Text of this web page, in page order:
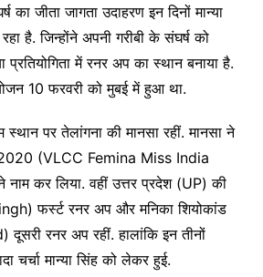
का जीता जागता उदाहरण इन दिनों मान्या
है. जिन्होंने अपनी गरीबी के संघर्ष को
प्रतियोगिता में रनर अप का स्थान बनाया है.
10 फरवरी को मुबई में हुआ था.
स्थान पर तेलांगना की मानसा रहीं. मानसा ने
2020 (VLCC Femina Miss India
कर लिया. वहीं उत्तर प्रदेश (UP) की
फर्स्ट रनर अप और मनिका शियोकांड
रनर अप रहीं. हालांकि इन तीनों
चर्चा मान्या सिंह को लेकर हुई.